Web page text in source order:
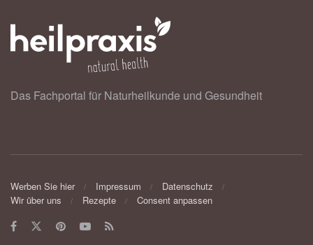
Das Fachportal für Naturheilkunde und Gesundheit
Werben Sie hier Impressum
Datenschutz
Wir über uns
Rezepte Consent anpassen